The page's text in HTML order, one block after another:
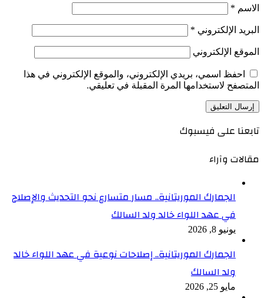
الاسم *
البريد الإلكتروني *
الموقع الإلكتروني
احفظ اسمي، بريدي الإلكتروني، والموقع الإلكتروني في هذا
المتصفح لاستخدامها المرة المقبلة في تعليقي.
تابعنا على فيسبوك
مقالات وآراء
الجمارك الموريتانية.. مسار متسارع نحو التحديث والإصلاح
في عهد اللواء خالد ولد السالك
يونيو 8, 2026
الجمارك الموريتانية.. إصلاحات نوعية في عهد اللواء خالد
ولد السالك
مايو 25, 2026